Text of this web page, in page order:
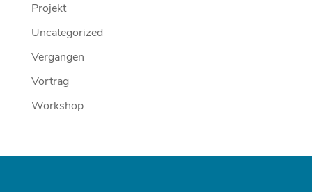
Projekt
Uncategorized
Vergangen
Vortrag
Workshop